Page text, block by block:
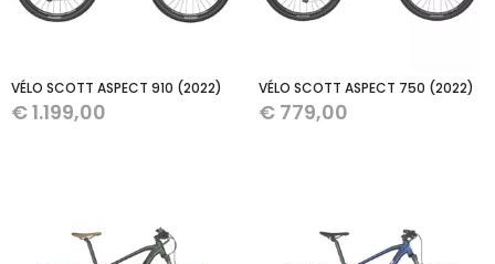
VÉLO SCOTT ASPECT 910 (2022)
€1.199,00
VÉLO SCOTT ASPECT 750 (2022)
€ 779,00